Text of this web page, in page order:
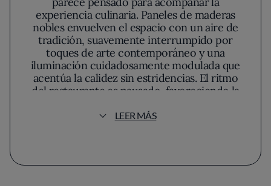
experiencia culinaria. Paneles de maderas
nobles envuelven el espacio con un aire de
tradición, suavemente interrumpido por
toques de arte contemporáneo y una
iluminación cuidadosamente modulada que
acentúa la calidez sin estridencias. El ritmo
del restaurante es pausado, favoreciendo la
bullicio de la ciudad.
se limita a la reproducción de recetarios
LEER MÁS